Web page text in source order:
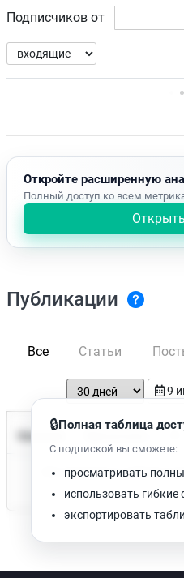
Подписчиков от
Нет
Откройте расширенную
Полный доступ ко всем
Публикации
Все Статьи
9
Нет доступных
🔒Полная таблица
С подпиской вы сможете:
просматривать
использовать
экспортировать